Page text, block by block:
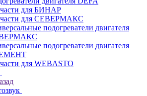
для БИНАР
для СЕВЕРМАКС
подогреватели двигателя
подогреватели двигателя
для WEBASTO